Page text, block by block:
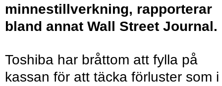
minnestillverkning, rapporterar
bland annat Wall Street Journal.
Toshiba har bråttom att fylla på
kassan för att täcka förluster som i